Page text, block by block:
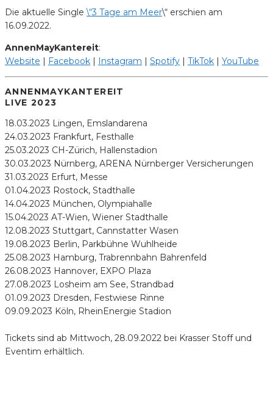
Die aktuelle Single\“3 Tage am Meer\“ erschien am
16.09.2022.
AnnenMayKantereit:
Website | Facebook | Instagram | Spotify | TikTok | YouTube
ANNENMAYKANTEREIT
LIVE 2023
18.03.2023 Lingen, Emslandarena
24.03.2023 Frankfurt, Festhalle
25.03.2023 CH-Zürich, Hallenstadion
30.03.2023 Nürnberg, ARENA Nürnberger Versicherungen
31.03.2023 Erfurt, Messe
01.04.2023 Rostock, Stadthalle
14.04.2023 München, Olympiahalle
15.04.2023 AT-Wien, Wiener Stadthalle
12.08.2023 Stuttgart, Cannstatter Wasen
19.08.2023 Berlin, Parkbühne Wuhlheide
25.08.2023 Hamburg, Trabrennbahn Bahrenfeld
26.08.2023 Hannover, EXPO Plaza
27.08.2023 Losheim am See, Strandbad
01.09.2023 Dresden, Festwiese Rinne
09.09.2023 Köln, RheinEnergie Stadion
Tickets sind ab Mittwoch, 28.09.2022 bei Krasser Stoff und
Eventim erhältlich.